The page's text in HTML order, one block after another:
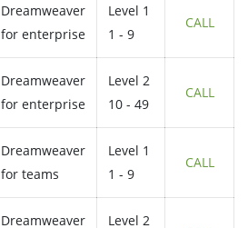
Dreamweaver
for enterprise
Level 1
1 - 9
CALL
Dreamweaver
for enterprise
Level 2
10 - 49
CALL
Dreamweaver
for teams
Level 1
1 - 9
CALL
Dreamweaver
Level 2